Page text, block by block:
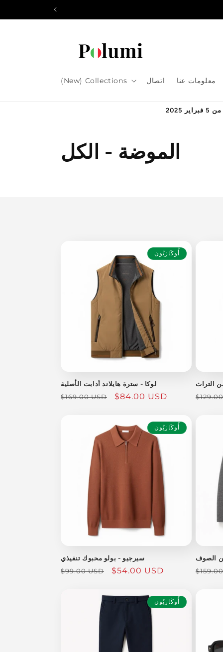
المحتوى
(New) Collections اتصال معلومات عنا
م
الموضة - الكل
أُوكَازيُون
لوكا - سترة هايلاند أدابت الأصلية
السعر
$169.00 USD
سعر
$84.00 USD
التراث
السعر
أُوكَازيُون
سيرجيو - بولو محبوك تنفيذي
السعر
$99.00 USD
سعر
$54.00 USD
الصوف
السعر
أُوكَازيُون